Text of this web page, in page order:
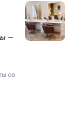
—
со